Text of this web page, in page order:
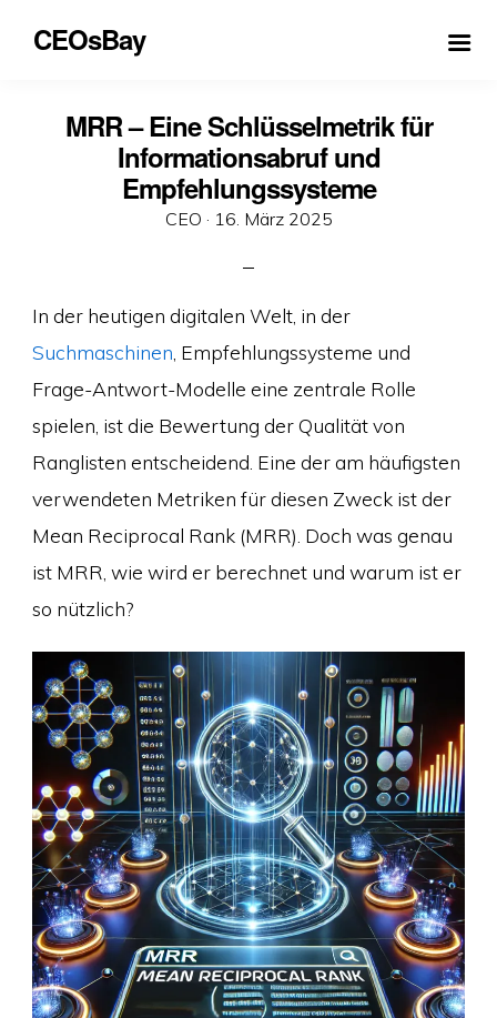
CEOsBay
MRR – Eine Schlüsselmetrik für
Informationsabruf und
Empfehlungssysteme
CEO · Veröffentlicht
16. März 2025
In der heutigen digitalen Welt, in der
Suchmaschinen , Empfehlungssysteme und
Frage-Antwort-Modelle eine zentrale Rolle
spielen, ist die Bewertung der Qualität von
Ranglisten entscheidend. Eine der am häufigsten
verwendeten Metriken für diesen Zweck ist der
Mean Reciprocal Rank (MRR). Doch was genau
ist MRR, wie wird er berechnet und warum ist er
so nützlich?